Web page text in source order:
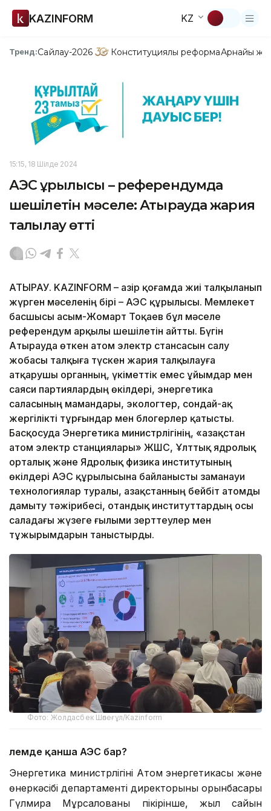
KAZINFORM KZ
Тренд:Сайлау-2026 Конституциялық реформаАрнайы
15:15, 18 Шілде 2024
АЭС құрылысы – референдумда
шешілетін мәселе: Атырауда жария
талқылау өтті
АТЫРАУ. KAZINFORM – Қазір қоғамда жиі талқыланып
жүрген мәселенің бірі – АЭС құрылысы. Мемлекет
басшысы Қасым-Жомарт Тоқаев бұл мәселе
референдум арқылы шешілетін айтты. Бүгін
Атырауда өткен атом электр стансасын салу
жобасы талқыға түскен жария талқылауға
атқарушы органның, үкіметтік емес ұйымдар мен
саяси партиялардың өкілдері, энергетика
саласының мамандары, экологтер, сондай-ақ
жергілікті тұрғындар мен блогерлер қатысты.
Басқосуда Энергетика министрлігінің, «Қазақстан
атом электр станциялары» ЖШС, Ұлттық ядролық
орталық және Ядролық физика институтының
өкілдері АЭС құрылысына байланысты заманауи
технологиялар туралы, Қазақстанның бейбіт атомды
дамыту тәжірибесі, отандық институттардың осы
саладағы жүзеге ғылыми зерттеулер мен
тұжырымдарын таныстырды.
Фото: Жолдасбек Шөпеғұл/Kazinform
Әлемде қанша АЭС бар?
Энергетика министрлігінің Атом энергетикасы және
өнеркәсібі департаменті директорының орынбасары
Гүлмира Мұрсалованың пікірінше, жыл сайын